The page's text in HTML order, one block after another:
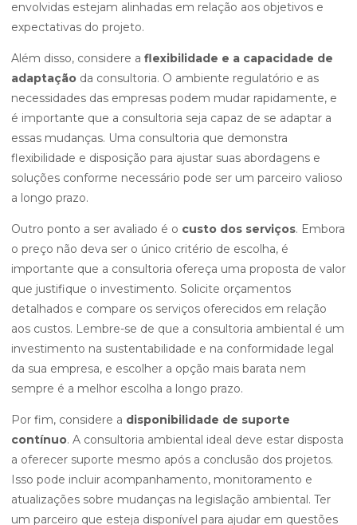
envolvidas estejam alinhadas em relação aos objetivos e
expectativas do projeto.
Além disso, considere a flexibilidade e a capacidade de
adaptação da consultoria. O ambiente regulatório e as
necessidades das empresas podem mudar rapidamente, e
é importante que a consultoria seja capaz de se adaptar a
essas mudanças. Uma consultoria que demonstra
flexibilidade e disposição para ajustar suas abordagens e
soluções conforme necessário pode ser um parceiro valioso
a longo prazo.
Outro ponto a ser avaliado é o custo dos serviços. Embora
o preço não deva ser o único critério de escolha, é
importante que a consultoria ofereça uma proposta de valor
que justifique o investimento. Solicite orçamentos
detalhados e compare os serviços oferecidos em relação
aos custos. Lembre-se de que a consultoria ambiental é um
investimento na sustentabilidade e na conformidade legal
da sua empresa, e escolher a opção mais barata nem
sempre é a melhor escolha a longo prazo.
Por fim, considere a disponibilidade de suporte
contínuo. A consultoria ambiental ideal deve estar disposta
a oferecer suporte mesmo após a conclusão dos projetos.
Isso pode incluir acompanhamento, monitoramento e
atualizações sobre mudanças na legislação ambiental. Ter
um parceiro que esteja disponível para ajudar em questões